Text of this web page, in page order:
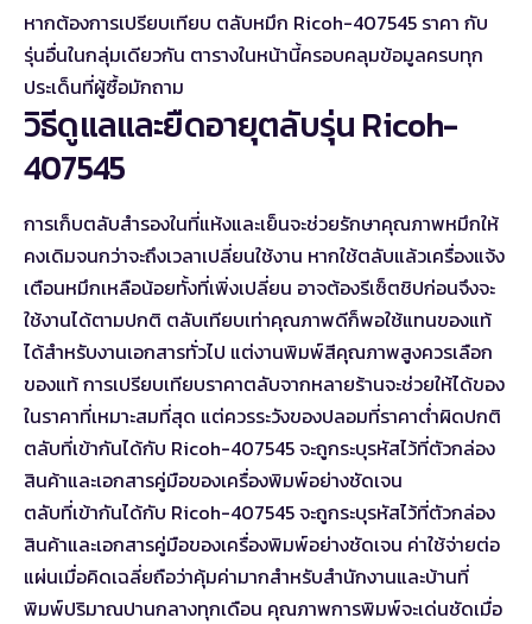
หากต้องการเปรียบเทียบ ตลับหมึก Ricoh-407545 ราคา กับ
รุ่นอื่นในกลุ่มเดียวกัน ตารางในหน้านี้ครอบคลุมข้อมูลครบทุก
ประเด็นที่ผู้ซื้อมักถาม
วิธีดูแลและยืดอายุตลับรุ่น Ricoh-
407545
การเก็บตลับสำรองในที่แห้งและเย็นจะช่วยรักษาคุณภาพหมึกให้
คงเดิมจนกว่าจะถึงเวลาเปลี่ยนใช้งาน หากใช้ตลับแล้วเครื่องแจ้ง
เตือนหมึกเหลือน้อยทั้งที่เพิ่งเปลี่ยน อาจต้องรีเซ็ตชิปก่อนจึงจะ
ใช้งานได้ตามปกติ ตลับเทียบเท่าคุณภาพดีก็พอใช้แทนของแท้
ได้สำหรับงานเอกสารทั่วไป แต่งานพิมพ์สีคุณภาพสูงควรเลือก
ของแท้ การเปรียบเทียบราคาตลับจากหลายร้านจะช่วยให้ได้ของ
ในราคาที่เหมาะสมที่สุด แต่ควรระวังของปลอมที่ราคาต่ำผิดปกติ
ตลับที่เข้ากันได้กับ Ricoh-407545 จะถูกระบุรหัสไว้ที่ตัวกล่อง
สินค้าและเอกสารคู่มือของเครื่องพิมพ์อย่างชัดเจน
ตลับที่เข้ากันได้กับ Ricoh-407545 จะถูกระบุรหัสไว้ที่ตัวกล่อง
สินค้าและเอกสารคู่มือของเครื่องพิมพ์อย่างชัดเจน ค่าใช้จ่ายต่อ
แผ่นเมื่อคิดเฉลี่ยถือว่าคุ้มค่ามากสำหรับสำนักงานและบ้านที่
พิมพ์ปริมาณปานกลางทุกเดือน คุณภาพการพิมพ์จะเด่นชัดเมื่อ